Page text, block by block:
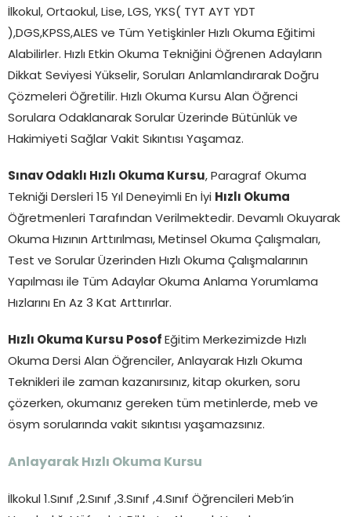
İlkokul, Ortaokul, Lise, LGS, YKS( TYT AYT YDT
),DGS,KPSS,ALES ve Tüm Yetişkinler Hızlı Okuma Eğitimi
Alabilirler. Hızlı Etkin Okuma Tekniğini Öğrenen Adayların
Dikkat Seviyesi Yükselir, Soruları Anlamlandırarak Doğru
Çözmeleri Öğretilir. Hızlı Okuma Kursu Alan Öğrenci
Sorulara Odaklanarak Sorular Üzerinde Bütünlük ve
Hakimiyeti Sağlar Vakit Sıkıntısı Yaşamaz.
Sınav Odaklı Hızlı Okuma Kursu , Paragraf Okuma
Tekniği Dersleri 15 Yıl Deneyimli En İyi Hızlı Okuma
Öğretmenleri Tarafından Verilmektedir. Devamlı Okuyarak
Okuma Hızının Arttırılması, Metinsel Okuma Çalışmaları,
Test ve Sorular Üzerinden Hızlı Okuma Çalışmalarının
Yapılması ile Tüm Adaylar Okuma Anlama Yorumlama
Hızlarını En Az 3 Kat Arttırırlar.
Hızlı Okuma Kursu Posof Eğitim Merkezimizde Hızlı
Okuma Dersi Alan Öğrenciler, Anlayarak Hızlı Okuma
Teknikleri ile zaman kazanırsınız, kitap okurken, soru
çözerken, okumanız gereken tüm metinlerde, meb ve
ösym sorularında vakit sıkıntısı yaşamazsınız.
Anlayarak Hızlı Okuma Kursu
İlkokul 1.Sınıf ,2.Sınıf ,3.Sınıf ,4.Sınıf Öğrencileri Meb’in